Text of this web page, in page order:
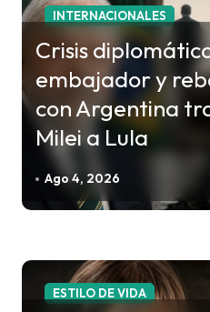
a
a
s
INTERNACIONALES
Crisis
embajador y
con Argentina
Milei a Lula
Ago 4, 2026
ESTILO DE VIDA